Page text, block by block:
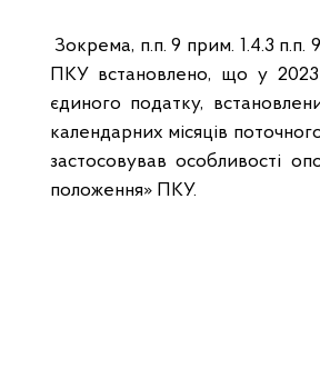
Зокрема, п.п. 9 прим. 1.4.3 п.п.
ПКУ встановлено, що у 2023
єдиного податку,
календарних місяців
застосовував особливості
положення» ПКУ.